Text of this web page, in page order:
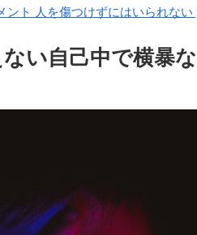
ント 人を傷つけずにはいられな
い自己中で横暴